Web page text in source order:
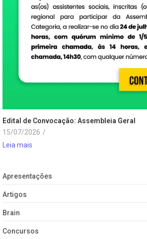
Edital de Convocação: Assembleia Geral
15/07/2026 /
Leia mais
Apresentações
Artigos
Brain
Concursos